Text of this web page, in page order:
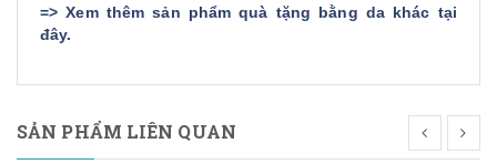
=>Xem thêm sản phẩm quà tặng bằng da khác tại
đây.
SẢN PHẨM LIÊN QUAN